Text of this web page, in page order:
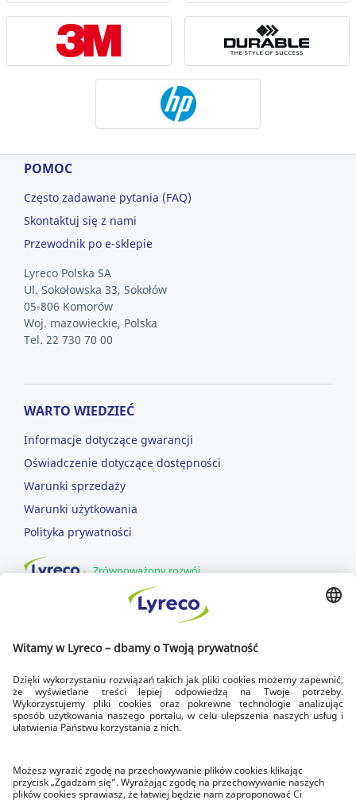
POMOC
Często zadawane pytania (FAQ)
Skontaktuj się z nami
Przewodnik po e-sklepie
Lyreco Polska SA
Ul. Sokołowska 33, Sokołów
05-806 Komorów
Woj. mazowieckie, Polska
Tel. 22 730 70 00
WARTO WIEDZIEĆ
Informacje dotyczące gwarancji
Oświadczenie dotyczące dostępności
Warunki sprzedaży
Warunki użytkowania
Polityka prywatności
Zrównoważony rozwój
dowozimy w dni robocze
DOSTAWA NA CZAS
zawsze do godziny 17.00